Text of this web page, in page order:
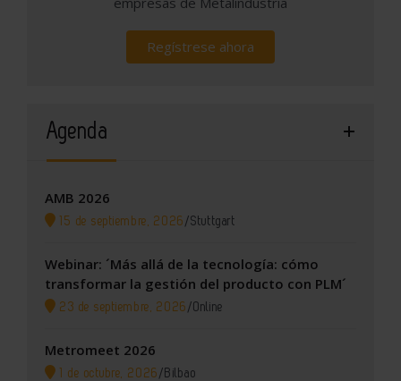
Regístrese ahora
Agenda
AMB 2026
15 de septiembre, 2026 /Stuttgart
Webinar: ´Más allá de la tecnología: cómo
transformar la gestión del producto con PLM´
23 de septiembre, 2026 /Online
Metromeet 2026
1 de octubre, 2026 / Bilbao